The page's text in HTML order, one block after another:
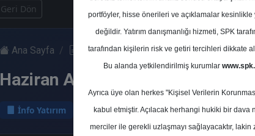
Geri Dön
Ana Sayfa Raporlar İnfo Yatırım Rapor
Haziran Ayı Teknik Öneriler
İnfo Yatırım 30 Haziran 2025
portföyler, hisse önerileri ve açıklamalar kesinlikle
değildir. Yatırım danışmanlığı hizmeti, SPK
tarafından kişilerin risk ve getiri tercihleri dikkate
Bu alanda yetkilendirilmiş kurumlar
Ayrıca üye olan herkes "Kişisel Verilerin
kabul etmiştir. Açılacak herhangi hukiki bir
merciler ile gerekli uzlaşmayı sağlayacaktır,